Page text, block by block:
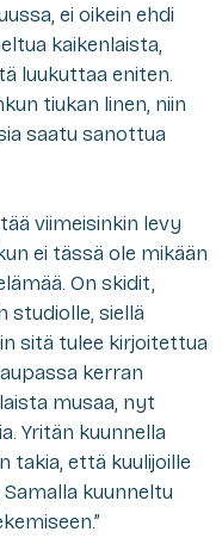
ei oikein ehdi
kaikenlaista,
luukuttaa eniten.
tiukan linen, niin
saatu sanottua
viimeisinkin levy
ei tässä ole mikään
On skidit,
studiolle, siellä
sitä tulee kirjoitettua
kerran
musaa, nyt
Yritän kuunnella
takia, että kuulijoille
kuunneltu